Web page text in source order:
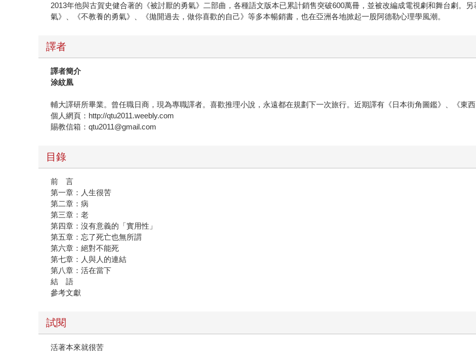
2013年他與古賀史健合著的《被討厭的勇氣》二部曲，各種語文版本已累計銷售突破600萬冊，並被改編成電視劇和舞台劇。
氣》、《不教養的勇氣》、《拋開過去，做你喜歡的自己》等多本暢銷書，也在亞洲各地掀起一股阿德勒心理學風潮。
譯者
譯者簡介
涂紋凰
輔大譯研所畢業。曾任職日商，現為專職譯者。喜歡推理小說，永遠都在規劃下一次旅行。近期譯有《日本街角圖鑑》、《東西
個人網頁：http://qtu2011.weebly.com
賜教信箱：qtu2011@gmail.com
目錄
前 言
第一章：人生很苦
第二章：病
第三章：老
第四章：沒有意義的「實用性」
第五章：忘了死亡也無所謂
第六章：絕對不能死
第七章：人與人的連結
第八章：活在當下
結 語
參考文獻
試閱
活著本來就很苦